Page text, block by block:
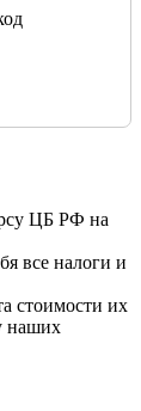
ЦБ РФ на
все налоги и
стоимости их
наших